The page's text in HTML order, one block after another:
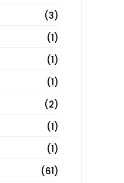
(3)
(1)
(1)
(1)
(2)
(1)
(1)
(61)